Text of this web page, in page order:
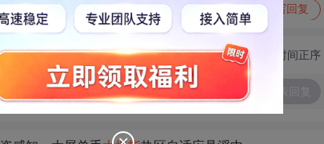
到动态 举报 写回复
切换为时间正序